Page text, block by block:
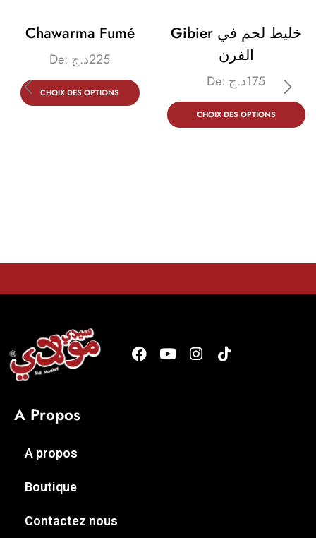
Chawarma Fumé
De: 225د.ج
CHOIX DES OPTIONS
Gibier خليط لحم في
الفرن
De: 175د.ج
CHOIX DES OPTIONS
A Propos
A propos
Boutique
Contactez nous